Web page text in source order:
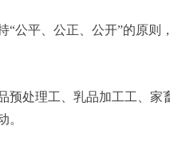
公平、公正、公开”的原
预处理工、乳品加工工、
。